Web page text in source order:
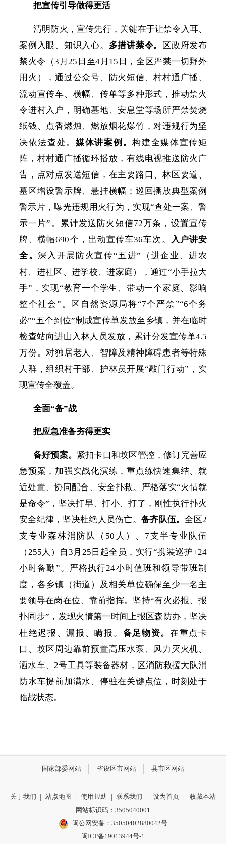
把宣传引导做得更活
清明防火，宣传先行，关键在于让禁令入耳、
案例入眼、知识入心。 多措讲禁令。
区政府发布
禁火令（3月25日至4月15日，全区严禁一切野外
用火），通过公众号、防火短信、村村通广播、
流动宣传车、横幅、传单等多种形式，推动禁火
令进村入户，明确墓地、安息堂等场所严禁焚烧
纸钱、点香燃烛、燃放烟花爆竹，对违规行为坚
决依法查处。媒体讲案例。构建全媒体宣传矩
阵，村村通广播循环播放，有线电视推送防火广
告，点对点发送短信，在主要路口、林区要道、
墓区增设警示牌、悬挂横幅；巡回播放典型案例
警示片，曝光违规用火行为，实现“查处一案、警
示一片”。累计发送防火短信72万条，设置宣传
牌、横幅690个，出动宣传车36车次。
入户讲安
全。深入开展防火宣传“五进”（进企业、进农
村、进社区、进学校、进家庭），通过“小手拉大
手”，实现“教育一个学生、带动一个家庭、影响
整个社会”。区自然资源局将“7个严禁”“6个务
必”“五个到位”制成宣传单发放至乡镇，并在临时
检查站向进山入林人员发放，累计分发宣传单4.5
万份。对独居老人、智障及精神障碍患者等特殊
人群，组织村干部、护林员开展“敲门行动”，实
现宣传全覆盖。
全面“备”战
把应急准备夯得更实
备好预案。 紧扣卡口和坟区管控，修订完善应
急预案，加强实战化演练，重点练快速集结、就
近处置、协同配合、安全扑救。严格落实“火情就
是命令”，坚决打早、打小、打了，刚性执行扑火
安全纪律，坚决杜绝人员伤亡。 备齐队伍。全区2
支专业森林消防队（50人）、7支半专业队伍
（255人）自3月25日起全员，实行“携装巡护+24
小时备勤”。严格执行24小时值班和领导带班制
度，各乡镇（街道）及相关单位确保至少一名主
要领导在岗在位、靠前指挥。坚持“有火必报、报
扑同步”，发现火情第一时间上报区森防办，坚决
杜绝迟报、漏报、瞒报。 备足物资。 在重点卡
口、坟区周边靠前预置高压水泵、风力灭火机、
洒水车、2号工具等装备器材，区消防救援大队消
防水车提前加满水、停驻在关键点位，时刻处于
临战状态。
国家部委网站 省设区市网站 县市区网站
关于我们 | 站点地图 | 使用帮助 | 联系我们 | 设为首页 |
收藏本站
网站标识码：3505040001
闽公网安备：35050402880042号
闽ICP备19013944号-1